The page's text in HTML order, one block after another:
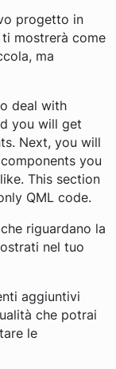
progetto in
mostrerà come
ma
deal with
you will get
Next, you will
you
This section
QML code.
riguardano la
nel tuo
aggiuntivi
che potrai
le